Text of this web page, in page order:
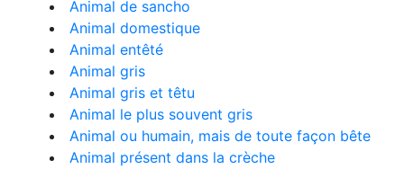
Animal de sancho
Animal domestique
Animal entêté
Animal gris
Animal gris et têtu
Animal le plus souvent gris
Animal ou humain, mais de toute façon bête
Animal présent dans la crèche